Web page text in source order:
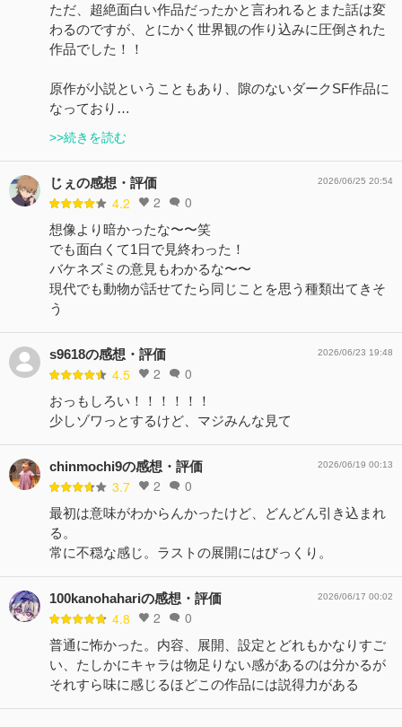
ただ、超絶面白い作品だったかと言われるとまた話は変
わるのですが、とにかく世界観の作り込みに圧倒された
作品でした！！
原作が小説ということもあり、隙のないダークSF作品に
なっており…
>>続きを読む
じぇの感想・評価
4.2 2 0
2026/06/25 20:54
想像より暗かったな〜〜笑
でも面白くて1日で見終わった！
バケネズミの意見もわかるな〜〜
現代でも動物が話せてたら同じことを思う種類出てきそ
う
s9618の感想・評価
4.5 2 0
2026/06/23 19:48
おっもしろい！！！！！！
少しゾワっとするけど、マジみんな見て
chinmochi9の感想・評価
3.7 2 0
2026/06/19 00:13
最初は意味がわからんかったけど、どんどん引き込まれ
る。
常に不穏な感じ。ラストの展開にはびっくり。
100kanohahariの感想・評価
4.8 2 0
2026/06/17 00:02
普通に怖かった。内容、展開、設定とどれもかなりすご
い、たしかにキャラは物足りない感があるのは分かるが
それすら味に感じるほどこの作品には説得力がある